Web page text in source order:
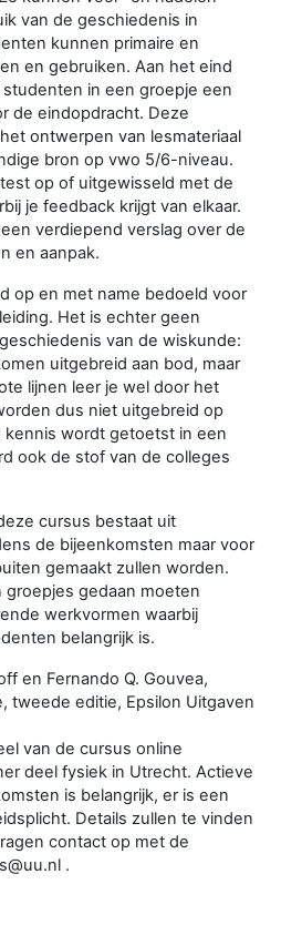
van de geschiedenis in
kunnen primaire en
en gebruiken. Aan het eind
in een groepje een
de eindopdracht. Deze
ontwerpen van lesmateriaal
bron op vwo 5/6-niveau.
op of uitgewisseld met de
je feedback krijgt van elkaar.
verdiepend verslag over de
en aanpak.
op en met name bedoeld voor
Het is echter geen
van de wiskunde:
uitgebreid aan bod, maar
lijnen leer je wel door het
dus niet uitgebreid op
wordt getoetst in een
ook de stof van de colleges
cursus bestaat uit
de bijeenkomsten maar voor
gemaakt zullen worden.
groepjes gedaan moeten
werkvormen waarbij
belangrijk is.
en Fernando Q. Gouvea,
tweede editie, Epsilon Uitgaven
van de cursus online
deel fysiek in Utrecht. Actieve
is belangrijk, er is een
Details zullen te vinden
contact op met de
.